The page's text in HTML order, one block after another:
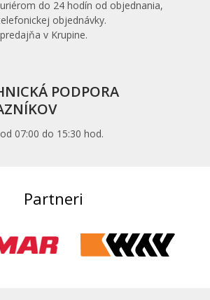
do 24 hodín od objednania,
objednávky.
v Krupine.
PODPORA
07:00 do 15:30 hod.
Partneri